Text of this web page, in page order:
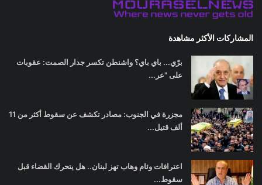
المشاركات الأكثر مشاهدة
برّي... باي باي؟ واشنطن تكسر جدار الصمت: عقوبات
على "عر...
مجزرة في الجنوب: مصادر تكشف عن سقوط أكثر من 11
ألف قتيل...
اعترافات وئام وهاب تهز لبنان.. هل يتحرك القضاء قبل
سقوط...